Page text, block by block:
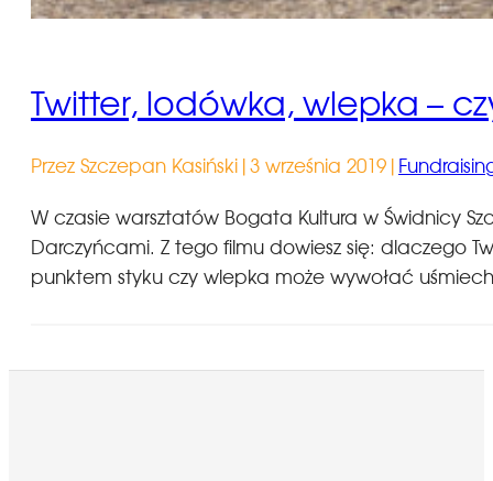
Twitter, lodówka, wlepka –
Przez Szczepan Kasiński |3 września 2019 |
W czasie warsztatów Bogata Kultura w Świdnicy
Darczyńcami. Z tego filmu dowiesz się: dlaczego
punktem styku czy wlepka może wywołać